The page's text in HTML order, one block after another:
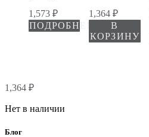
1,573 ₽
ПОДРОБНЕЕ
1,364₽
В
КОРЗИНУ
1,364 ₽
Нет в наличии
Блог